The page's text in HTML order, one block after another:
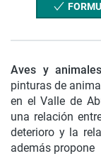
Aves y
pinturas de
en el Valle de
una relación
deterioro y la
además propone